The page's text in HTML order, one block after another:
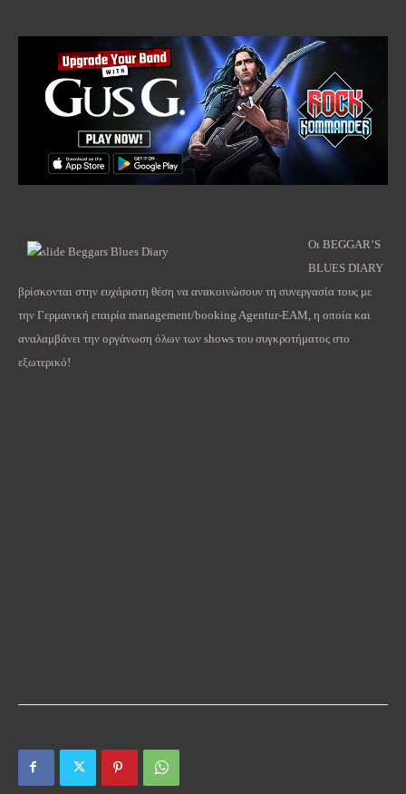
Οι BEGGAR’S
BLUES DIARY
βρίσκονται στην ευχάριστη θέση να ανακοινώσουν τη συνεργασία τους με
την Γερμανική εταιρία management/booking Agentur-EAM, η οποία και
αναλαμβάνει την οργάνωση όλων των shows του συγκροτήματος στο
εξωτερικό!